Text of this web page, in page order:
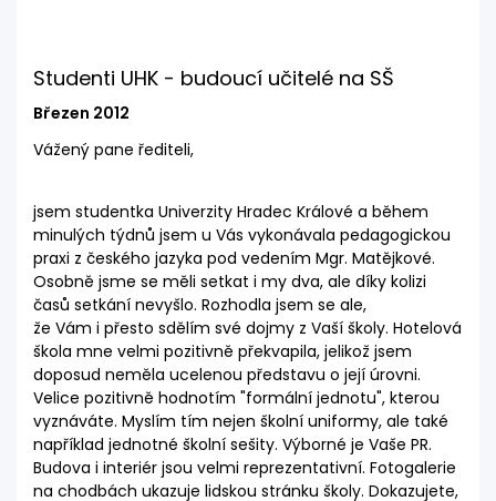
Studenti UHK - budoucí učitelé na SŠ
Březen 2012
Vážený pane řediteli,
jsem studentka Univerzity Hradec Králové a během
minulých týdnů jsem u Vás vykonávala pedagogickou
praxi z českého jazyka pod vedením Mgr. Matějkové.
Osobně jsme se měli setkat i my dva, ale díky kolizi
časů setkání nevyšlo. Rozhodla jsem se ale,
že Vám i přesto sdělím své dojmy z Vaší školy. Hotelová
škola mne velmi pozitivně překvapila, jelikož jsem
doposud neměla ucelenou představu o její úrovni.
Velice pozitivně hodnotím "formální jednotu", kterou
vyznáváte. Myslím tím nejen školní uniformy, ale také
například jednotné školní sešity. Výborné je Vaše PR.
Budova i interiér jsou velmi reprezentativní. Fotogalerie
na chodbách ukazuje lidskou stránku školy. Dokazujete,